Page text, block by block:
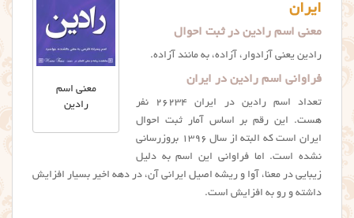
معنی اسم
رادین
ایران
معنی اسم رادین در ثبت احوال
رادین یعنی آزادوار، آزاده، به مانند آزاده.
فراوانی اسم رادین در ایران
تعداد اسم رادين در ایران ۲۶۲۳۴ نفر
هست. این رقم بر اساس آمار ثبت احوال
ایران است که البته از سال ۱۳۹۶ بروزرسانی
نشده است. اما فراوانی این اسم به دلیل
زیبایی در معنا، آوا و ریشه اصیل ایرانی آن، در دهه اخیر بسیار افزایش
داشته و رو به افزایش است.